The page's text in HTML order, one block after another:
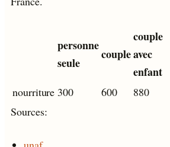
personne
seule
couple
couple
avec
enfant
nourriture 300 600 880
Sources: